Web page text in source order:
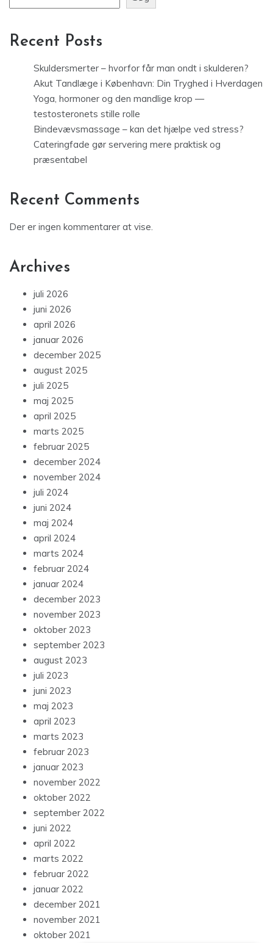
Recent Posts
Skuldersmerter – hvorfor får man ondt i skulderen?
Akut Tandlæge i København: Din Tryghed i Hverdagen
Yoga, hormoner og den mandlige krop —
testosteronets stille rolle
Bindevævsmassage – kan det hjælpe ved stress?
Cateringfade gør servering mere praktisk og
præsentabel
Recent Comments
Der er ingen kommentarer at vise.
Archives
juli 2026
juni 2026
april 2026
januar 2026
december 2025
august 2025
juli 2025
maj 2025
april 2025
marts 2025
februar 2025
december 2024
november 2024
juli 2024
juni 2024
maj 2024
april 2024
marts 2024
februar 2024
januar 2024
december 2023
november 2023
oktober 2023
september 2023
august 2023
juli 2023
juni 2023
maj 2023
april 2023
marts 2023
februar 2023
januar 2023
november 2022
oktober 2022
september 2022
juni 2022
april 2022
marts 2022
februar 2022
januar 2022
december 2021
november 2021
oktober 2021